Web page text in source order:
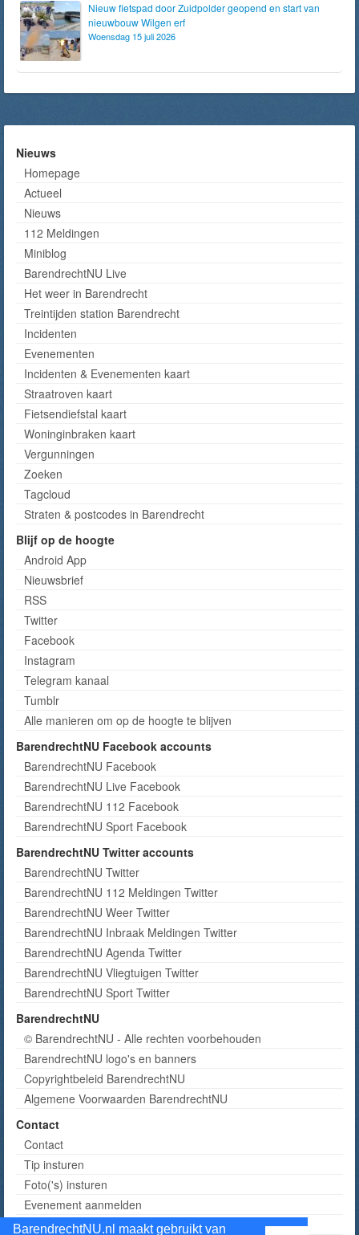
BarendrechtNU.nl maakt gebruikt van
Nieuw fietspad door Zuidpolder geopend en start van
nieuwbouw Wilgen erf
Woensdag 15 juli 2026
Nieuws
Homepage
Actueel
Nieuws
112 Meldingen
Miniblog
BarendrechtNU Live
Het weer in Barendrecht
Treintijden station Barendrecht
Incidenten
Evenementen
Incidenten & Evenementen kaart
Straatroven kaart
Fietsendiefstal kaart
Woninginbraken kaart
Vergunningen
Zoeken
Tagcloud
Straten & postcodes in Barendrecht
Blijf op de hoogte
Android App
Nieuwsbrief
RSS
Twitter
Facebook
Instagram
Telegram kanaal
Tumblr
Alle manieren om op de hoogte te blijven
BarendrechtNU Facebook accounts
BarendrechtNU Facebook
BarendrechtNU Live Facebook
BarendrechtNU 112 Facebook
BarendrechtNU Sport Facebook
BarendrechtNU Twitter accounts
BarendrechtNU Twitter
BarendrechtNU 112 Meldingen Twitter
BarendrechtNU Weer Twitter
BarendrechtNU Inbraak Meldingen Twitter
BarendrechtNU Agenda Twitter
BarendrechtNU Vliegtuigen Twitter
BarendrechtNU Sport Twitter
BarendrechtNU
© BarendrechtNU - Alle rechten voorbehouden
BarendrechtNU logo's en banners
Copyrightbeleid BarendrechtNU
Algemene Voorwaarden BarendrechtNU
Contact
Contact
Tip insturen
Foto('s) insturen
Evenement aanmelden
Informatie aanvragen adverteren